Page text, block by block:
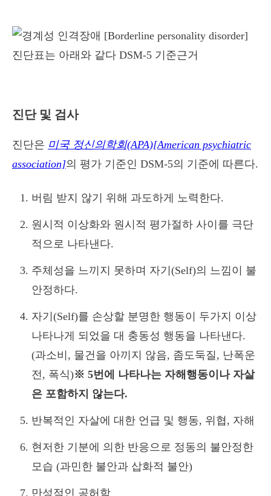
진단 및 검사
진단은 미국 정신의학회(APA)[American psychiatric
association]의 평가 기준인 DSM-5의 기준에 따른다.
버림 받지 않기 위해 과도하게 노력한다.
원시적 이상화와 원시적 평가절하 사이를 극단
적으로 나타낸다.
주체성을 느끼지 못하며 자기(Self)의 느낌이 불
안정하다.
자기(Self)를 손상할 분명한 행동이 두가지 이상
나타나게 되었을 대 충동성 행동을 나타낸다.
(과소비, 물건을 아끼지 않음, 좀도둑질, 난폭운
전, 폭식)※ 5번에 나타나는 자해행동이나 자살
은 포함하지 않는다.
반복적인 자살에 대한 언급 및 행동, 위협, 자해
현저한 기분에 의한 반응으로 정동의 불안정한
모습 (과민한 불안과 삽화적 불안)
만성적인 공허함